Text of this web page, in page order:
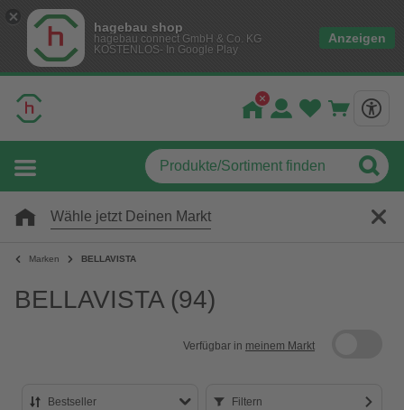
hagebau shop
hagebau connect GmbH & Co. KG
KOSTENLOS- In Google Play
Anzeigen
Wähle jetzt Deinen Markt
Marken BELLAVISTA
BELLAVISTA(94)
Verfügbar in meinem Markt
Bestseller Filtern